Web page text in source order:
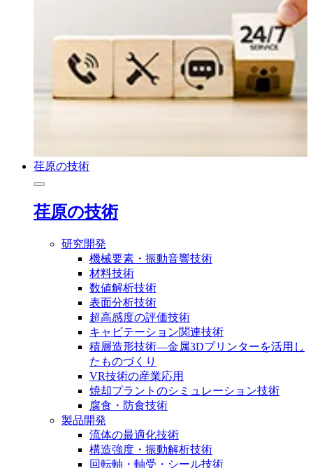
荏原の技術
荏原の技術
研究開発
機械要素・振動音響技術
材料技術
数値解析技術
表面分析技術
超高感度の評価技術
キャビテーション関連技術
積層造形技術―金属3Dプリンターを活用し
たものづくり
VR技術の産業応用
焼却プラントのシミュレーション技術
腐食・防食技術
製品開発
流体の最適化技術
構造強度・振動解析技術
回転軸・軸受・シール技術